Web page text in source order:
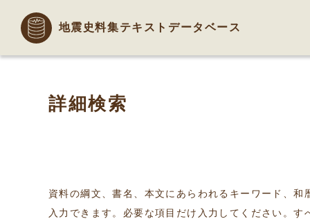
地震史料集テキストデータベース
詳細検索
資料の綱文、書名、本文にあらわれるキーワード、
入力できます。必要な項目だけ入力してください。